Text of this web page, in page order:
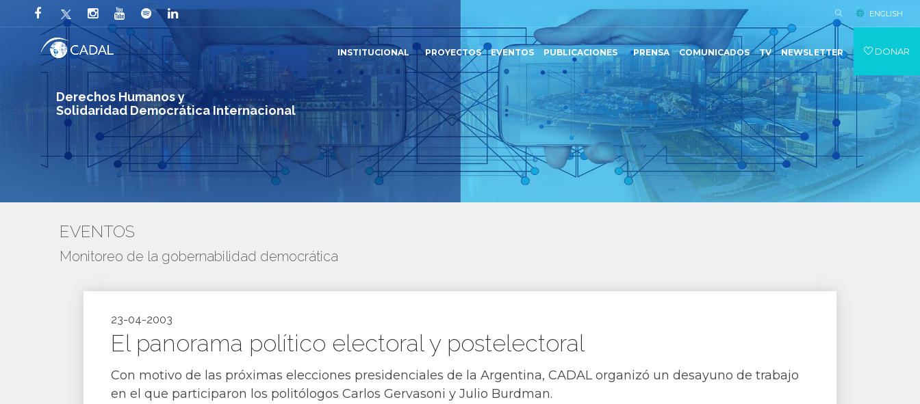
Derechos Humanos y
Solidaridad Democrática Internacional
ENGLISH
INSTITUCIONAL PROYECTOS EVENTOS PUBLICACIONES PRENSA COMUNICADOS TV NEWSLETTER DONAR
EVENTOS
Monitoreo de la gobernabilidad democrática
23-04-2003
El panorama político electoral y postelectoral
Con motivo de las próximas elecciones presidenciales de la Argentina, CADAL organizó un desayuno de trabajo
en el que participaron los politólogos Carlos Gervasoni y Julio Burdman.